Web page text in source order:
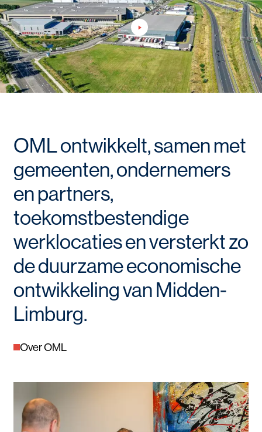
OML ontwikkelt, samen met
gemeenten, ondernemers
en partners,
toekomstbestendige
werklocaties en versterkt zo
de duurzame economische
ontwikkeling van Midden-
Limburg.
Over OML